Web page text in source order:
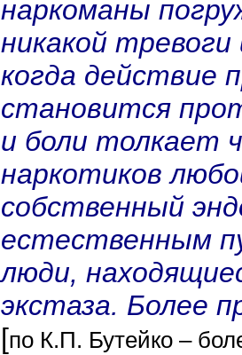
наркоманы
никакой
когда действие
становится
и боли толкает
наркотиков
собственный
естественным
люди,
экстаза. Более
[по К.П. Бутейко –